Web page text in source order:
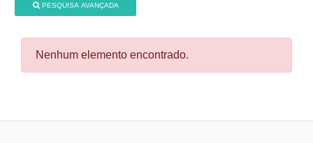
PESQUISA AVANÇADA
Nenhum elemento encontrado.